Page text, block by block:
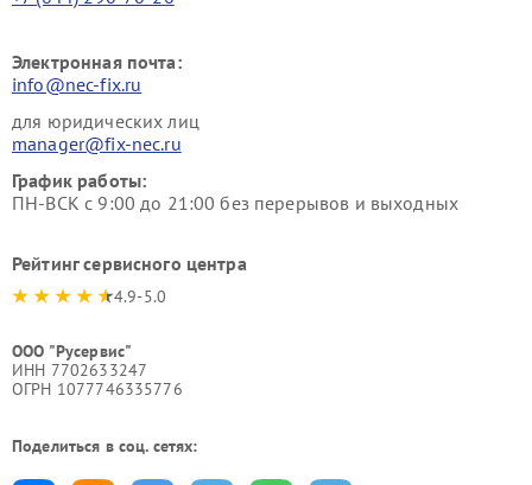
Электронная почта:
info@nec-fix.ru
для юридических лиц
manager@fix-nec.ru
График работы:
ПН-ВСК с 9:00 до 21:00 без перерывов и выходных
Рейтинг сервисного центра
4.9-5.0
ООО "Русервис"
ИНН 7702633247
ОГРН 1077746335776
Поделиться в соц. сетях: